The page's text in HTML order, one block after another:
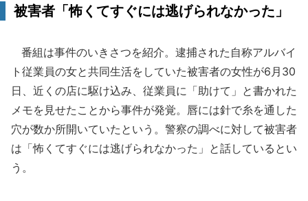
被害者「怖くてすぐには逃げられなかった」
番組は事件のいきさつを紹介。逮捕された自称アルバイ
ト従業員の女と共同生活をしていた被害者の女性が6月30
日、近くの店に駆け込み、従業員に「助けて」と書かれた
メモを見せたことから事件が発覚。唇には針で糸を通した
穴が数か所開いていたという。警察の調べに対して被害者
は「怖くてすぐには逃げられなかった」と話しているとい
う。